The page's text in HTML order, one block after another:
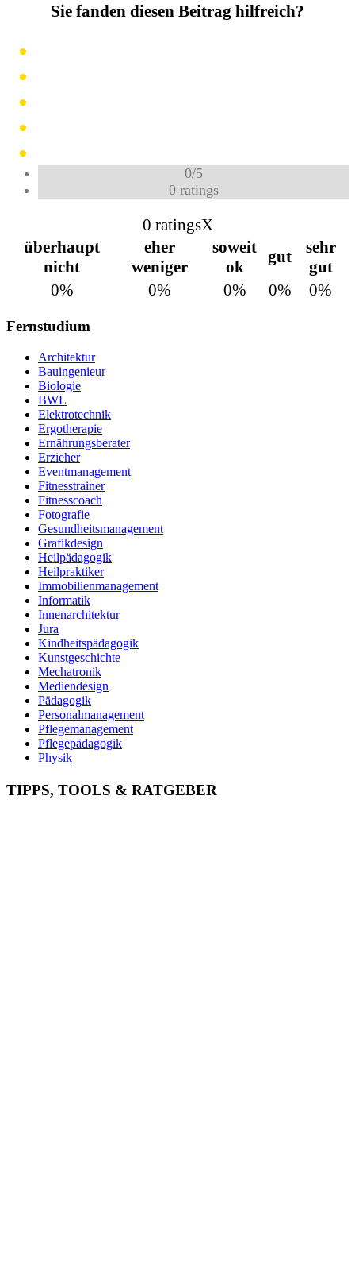
Sie fanden diesen Beitrag hilfreich?
0/5
0ratings
0 ratingsX
überhaupt
nicht
eher
weniger
soweit
ok
gut
sehr
gut
0%
0% 0% 0% 0%
Fernstudium
Architektur
Bauingenieur
Biologie
BWL
Elektrotechnik
Ergotherapie
Ernährungsberater
Erzieher
Eventmanagement
Fitnesstrainer
Fitnesscoach
Fotografie
Gesundheitsmanagement
Grafikdesign
Heilpädagogik
Heilpraktiker
Immobilienmanagement
Informatik
Innenarchitektur
Jura
Kindheitspädagogik
Kunstgeschichte
Mechatronik
Mediendesign
Pädagogik
Personalmanagement
Pflegemanagement
Pflegepädagogik
Physik
Psychologie
Psychotherapie
TIPPS, TOOLS & RATGEBER